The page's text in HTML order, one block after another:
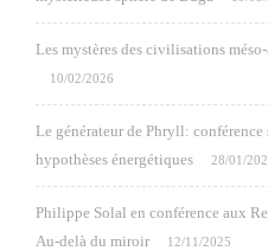
Les mystères des civilisations
10/02/2026
Le générateur de Phryll:
hypothèses énergétiques
28/01/
Philippe Solal en conférence aux
Au-delà du miroir
12/11/2025